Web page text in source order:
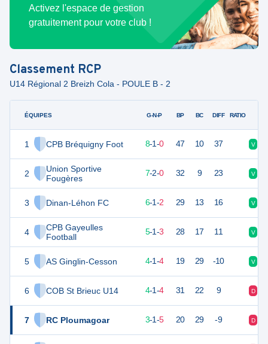
Activez l'espace de gestion
gratuitement pour votre club !
Classement RCP
U14 Régional 2 Breizh Cola - POULE B - 2
ÉQUIPES
1 CPB Bréquigny Foot
2
Union Sportive
Fougères
3 Dinan-Léhon FC
4
CPB Gayeulles
Football
5 AS Ginglin-Cesson
6 COB St Brieuc U14
7 RC Ploumagoar
G-N-P BP BC DIFF RATIO
25 8-1-0 47 10 37 V
7-2-0 32 9 23 V
19 6-1-2 29 13 16 V
5-1-3 28 17 11 V
13 4-1-4 19 29 -10 V
13 4-1-4 31 22 9 D
10 3-1-5 20 29 -9 D